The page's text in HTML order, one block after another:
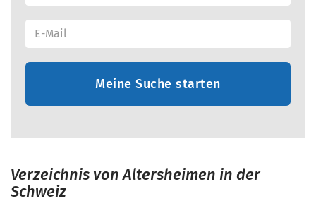
Meine Suche starten
Verzeichnis von Altersheimen in der
Schweiz